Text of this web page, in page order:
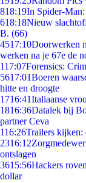
818:19In Spider-
618:18Nieuw
B. (66)
4517:10Doorwerken
werken na je 67e de
117:07Forensics:
5617:01Boeren
hitte en droogte
1716:41Italiaanse
1816:36Datalek bij
partner Ceva
116:26Trailers kijken:
2316:12
ontslagen
3615:56Hackers
dollar